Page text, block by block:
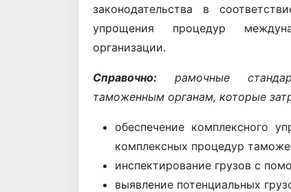
законодательства в
упрощения процедур
организации.
Справочно: рамочные
таможенным органам, которые
обеспечение комплексного
комплексных процедур
инспектирование грузов с
выявление потенциальных